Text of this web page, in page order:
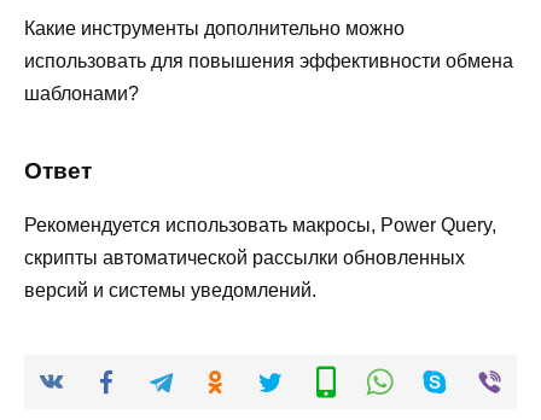
Какие инструменты дополнительно можно
использовать для повышения эффективности обмена
шаблонами?
Ответ
Рекомендуется использовать макросы, Power Query,
скрипты автоматической рассылки обновленных
версий и системы уведомлений.